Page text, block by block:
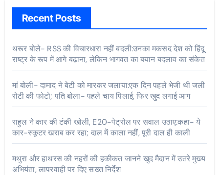
Recent Posts
थरूर बोले- RSS की विचारधारा नहीं बदली:उनका मकसद देश को हिंदू
राष्ट्र के रूप में आगे बढ़ाना, लेकिन भागवत का बयान बदलाव का संकेत
मां बोली- दामाद ने बेटी को मारकर जलाया:एक दिन पहले भेजी थी जली
रोटी की फोटो; पति बोला- पहले चाय पिलाई, फिर खुद लगाई आग
राहुल ने कार की टंकी खोली, E20-पेट्रोल पर सवाल उठाए:कहा- ये
कार-स्कूटर खराब कर रहा; दाल में काला नहीं, पूरी दाल ही काली
मथुरा और हाथरस की नहरों की हकीकत जानने खुद मैदान में उतरे मुख्य
अभियंता, लापरवाही पर दिए सख्त निर्देश